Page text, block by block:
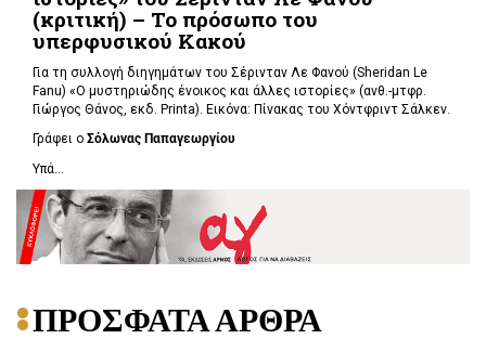
(κριτική) – Το πρόσωπο του
υπερφυσικού Κακού
Για τη συλλογή διηγημάτων του Σέρινταν Λε Φανού (Sheridan Le
Fanu) «Ο μυστηριώδης ένοικος και άλλες ιστορίες» (ανθ.-μτφρ.
Γιώργος Θάνος, εκδ. Printa). Εικόνα: Πίνακας του Χόντφριντ Σάλκεν.
Γράφει ο Σόλωνας Παπαγεωργίου
Υπά...
ΠΡΟΣΦΑΤΑ ΑΡΘΡΑ